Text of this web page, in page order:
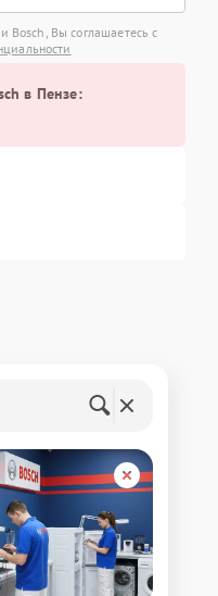
Bosch, Вы соглашаетесь с
в Пензе: